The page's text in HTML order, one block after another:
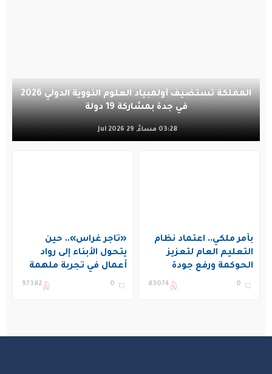
المملكة تستضيف أولمبياد العلوم النووية الدولي 2026
في جدة بمشاركة 19 دولة
03:28 مساءً, 29 Jul 2026
بأمر ملكي.. اعتماد نظام
التعليم العام لتعزيز
الحوكمة ورفع جودة
التعليم في المملكة
0
83074
«تاجر غراس».. حين
يتحول الأبناء إلى رواد
أعمال في تجربة ملهمة
بنادي غراس الصيفي
0
97382